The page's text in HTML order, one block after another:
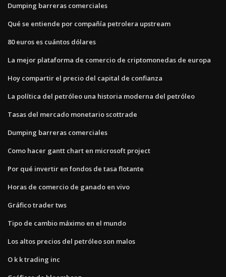
Dumping barreras comerciales
Qué se entiende por compañía petrolera upstream
80 euros es cuántos dólares
La mejor plataforma de comercio de criptomonedas de europa
Hoy compartir el precio del capital de confianza
La política del petróleo una historia moderna del petróleo
Tasas del mercado monetario scottrade
Dumping barreras comerciales
Como hacer gantt chart en microsoft project
Por qué invertir en fondos de tasa flotante
Horas de comercio de ganado en vivo
Gráfico trader tws
Tipo de cambio máximo en el mundo
Los altos precios del petróleo son malos
O k k trading inc